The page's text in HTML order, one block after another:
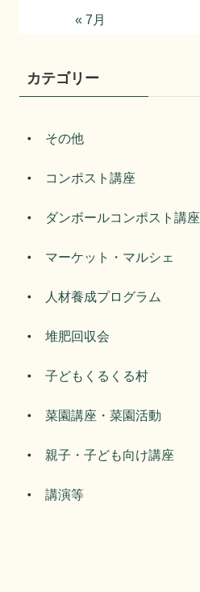
« 7月
カテゴリー
その他
コンポスト講座
ダンボールコンポスト講座
マーケット・マルシェ
人材養成プログラム
堆肥回収会
子どもくるくる村
菜園講座・菜園活動
親子・子ども向け講座
講演等